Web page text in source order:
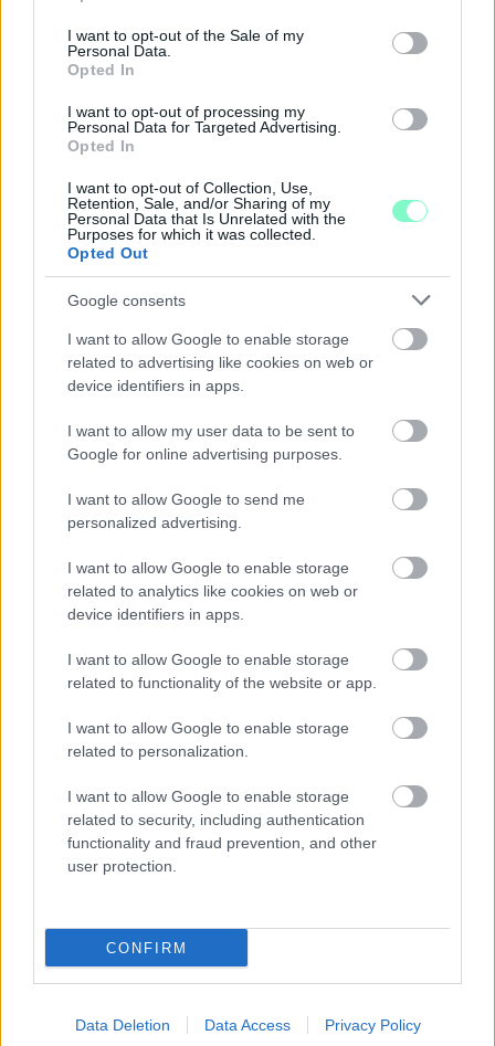
use your data for below specified purposes in below Google
consent section.
I want to opt-out of the Sale of my
Personal Data.
Opted In
I want to opt-out of processing my
Personal Data for Targeted Advertising.
Opted In
I want to opt-out of Collection, Use,
Retention, Sale, and/or Sharing of my
Personal Data that Is Unrelated with the
Purposes for which it was collected.
Opted Out
Google consents
I want to allow Google to enable storage
related to advertising like cookies on web or
device identifiers in apps.
I want to allow my user data to be sent to
Google for online advertising purposes.
I want to allow Google to send me
personalized advertising.
I want to allow Google to enable storage
related to analytics like cookies on web or
device identifiers in apps.
I want to allow Google to enable storage
related to functionality of the website or app.
I want to allow Google to enable storage
related to personalization.
I want to allow Google to enable storage
related to security, including authentication
functionality and fraud prevention, and other
user protection.
CONFIRM
Data Deletion Data Access Privacy Policy
NŐVERŐ SZOMBATHELYI FÉRFI ELLEN EMELT
VÁDAT AZ ÜGYÉSZSÉG
A RÓMAIAKTÓL AZ AGYAGKATONÁKIG –
TÁRLATVEZETÉSEK, WORKSHOP ÉS
GYŐRI RÓMER MÚZEUMBAN
Ingyenes programokkal és különleges kiállításokkal készülnek a
hét második felére, a hőségriadó idején ráadásul a Várkazamata
– Kőtár is díjmentesen látogatható.